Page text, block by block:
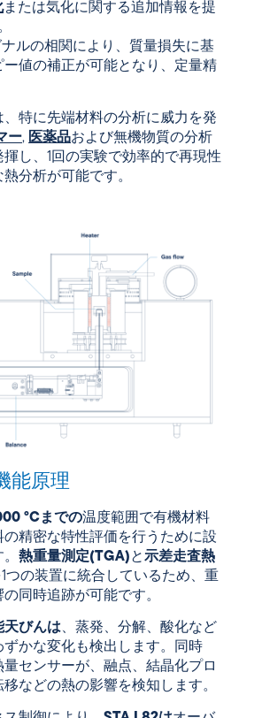
または気化に関する追加情報を提
ナルの相関により、質量損失に基
ー値の補正が可能となり、定量精
、特に先端材料の分析に威力を発
ー, 医薬品および無機物質の分析
し、1回の実験で効率的で再現性
分析が可能です。
能原理
°Cまでの温度範囲で有機材料
精密な特性評価を行うために設
熱重量測定(TGA)と示差走査熱
1つの装置に統合しているため、重
同時追跡が可能です。
天びんは、蒸発、分解、酸化など
ずかな変化も検出します。同時
センサーが、融点、結晶化プロ
などの熱の影響を検知します。